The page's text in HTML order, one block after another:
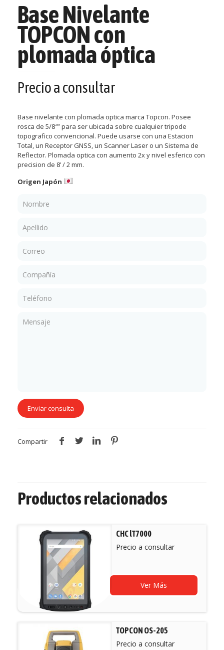
Base Nivelante
TOPCON con
plomada óptica
Precio a consultar
Base nivelante con plomada optica marca Topcon. Posee
rosca de 5/8″” para ser ubicada sobre cualquier tripode
topografico convencional. Puede usarse con una Estacion
Total, un Receptor GNSS, un Scanner Laser o un Sistema de
Reflector. Plomada optica con aumento 2x y nivel esferico con
precision de 8’ / 2 mm.
Origen Japón
Compartir
Productos relacionados
CHC lT7000
Precio a consultar
Ver Más
TOPCON OS-205
Precio a consultar